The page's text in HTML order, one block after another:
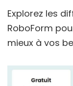
Explorez les
RoboForm
mieux à vos